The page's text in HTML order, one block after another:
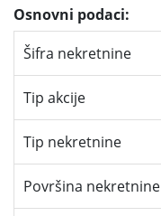
Osnovni podaci:
Šifra nekretnine
Tip akcije
Tip nekretnine
Površina nekretnine